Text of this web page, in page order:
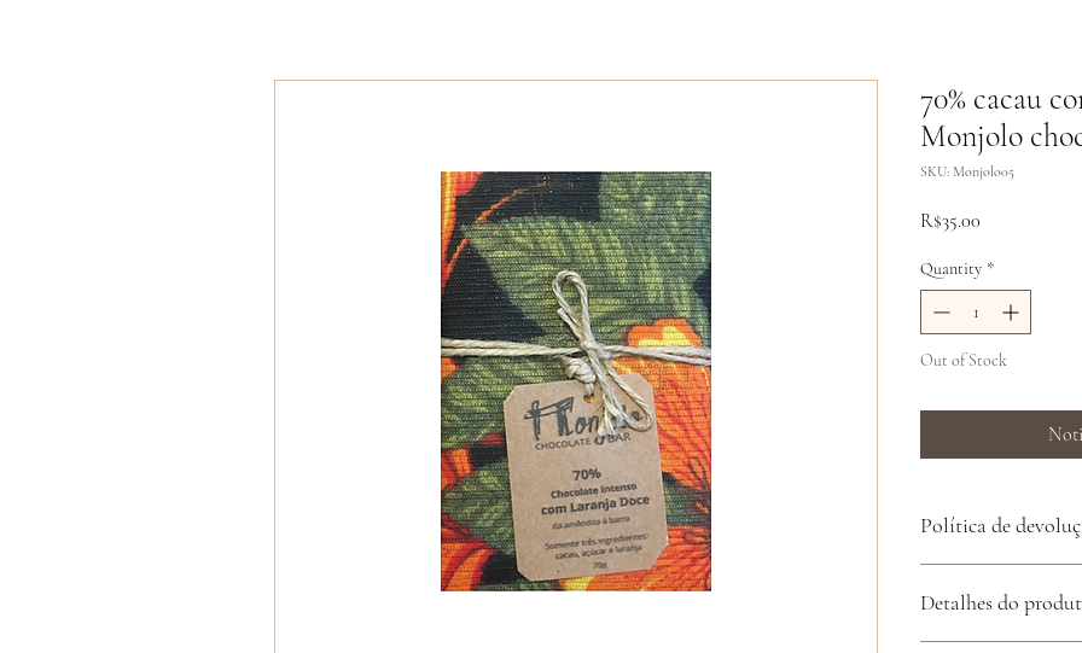
70% cacau
Monjolo
SKU: Monjolo05
R$35.00
Quantity *
Out of Stock
Política de
produto apresentar
Detalhes do